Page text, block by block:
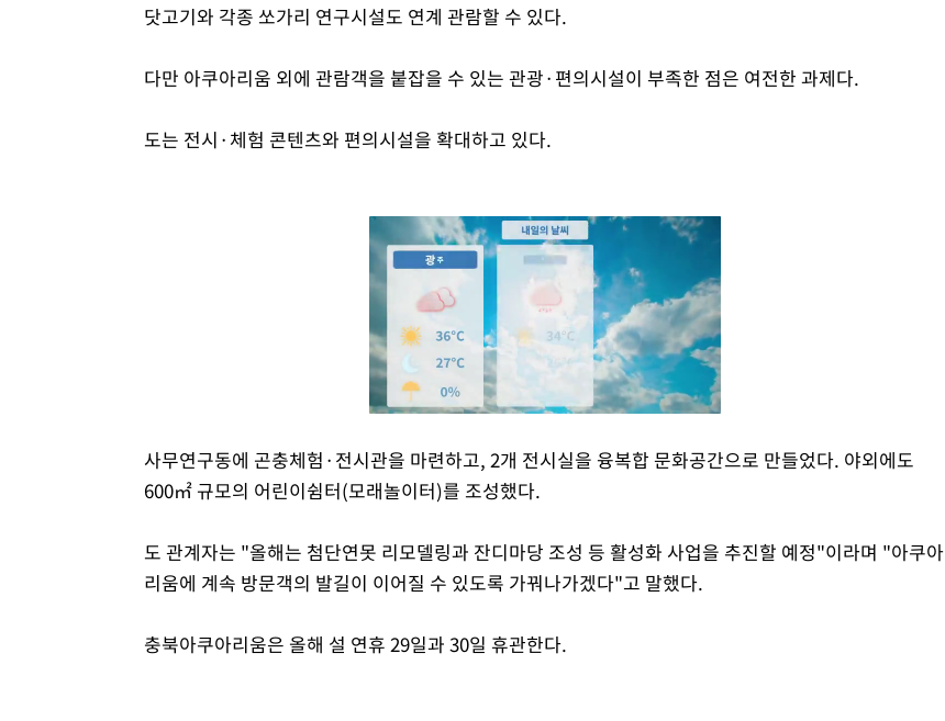
닷고기와 각종 쏘가리 연구시설도 연계 관람할 수 있다.
다만 아쿠아리움 외에 관람객을 붙잡을 수 있는 관광·편의시설이 부족한 점은 여전한 과제다.
도는 전시·체험 콘텐츠와 편의시설을 확대하고 있다.
사무연구동에 곤충체험·전시관을 마련하고, 2개 전시실을 융복합 문화공간으로 만들었다. 야외에도
600㎡ 규모의 어린이쉼터(모래놀이터)를 조성했다.
도 관계자는 "올해는 첨단연못 리모델링과 잔디마당 조성 등 활성화 사업을 추진할 예정"이라며 "아쿠아
리움에 계속 방문객의 발길이 이어질 수 있도록 가꿔나가겠다"고 말했다.
충북아쿠아리움은 올해 설 연휴 29일과 30일 휴관한다.